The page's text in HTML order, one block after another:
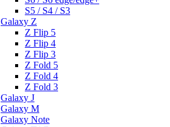
S5 / S4 / S3
Galaxy Z
Z Flip 5
Z Flip 4
Z Flip 3
Z Fold 5
Z Fold 4
Z Fold 3
Galaxy J
Galaxy M
Galaxy Note